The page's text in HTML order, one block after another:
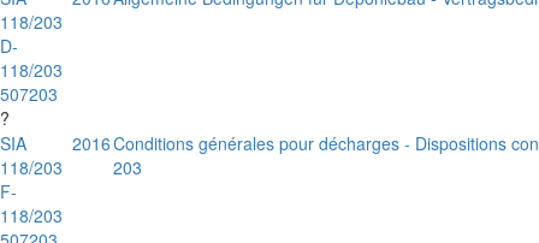
118/203
D-
118/203
507203
?
SIA
118/203
F-
118/203
2016Conditions générales pour décharges - Dispositions
203